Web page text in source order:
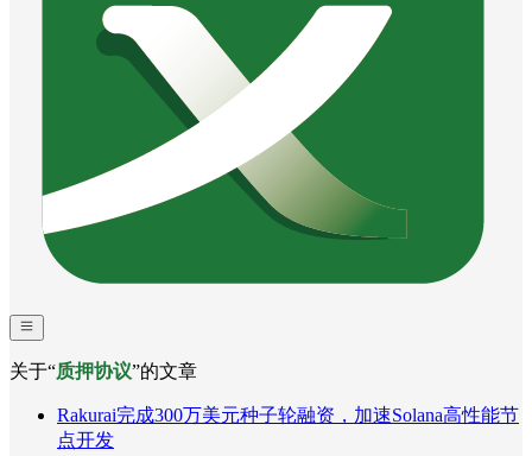
关于“质押协议”的文章
Rakurai完成300万美元种子轮融资，加速Solana高性能节
点开发